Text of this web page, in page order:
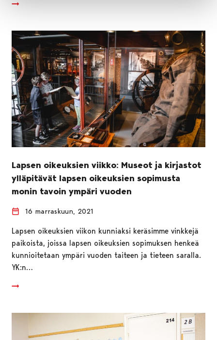
Lapsen oikeuksien viikko: Museot ja kirjastot
ylläpitävät lapsen oikeuksien sopimusta
monin tavoin ympäri vuoden
16 marraskuun, 2021
Lapsen oikeuksien viikon kunniaksi keräsimme vinkkejä
paikoista, joissa lapsen oikeuksien sopimuksen henkeä
kunnioitetaan ympäri vuoden taiteen ja tieteen saralla.
YK:n…